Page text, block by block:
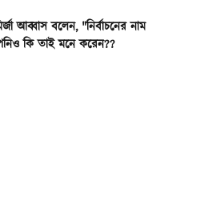
আব্বাস বলেন, "নির্বাচনের নাম
কি তাই মনে করেন??